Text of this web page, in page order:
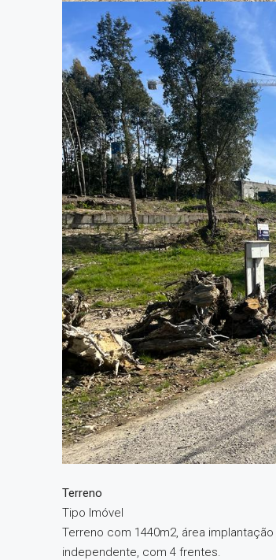
Terreno
Tipo Imóvel
Terreno com 1440m2, área
independente, com 4 frentes.